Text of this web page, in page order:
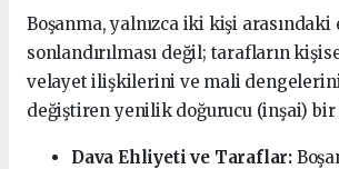
Boşanma, yalnızca iki kişi
sonlandırılması değil; tarafların
velayet ilişkilerini ve mali dengelerini
değiştiren yenilik doğurucu (inşai) bir
Dava Ehliyeti ve Taraflar: